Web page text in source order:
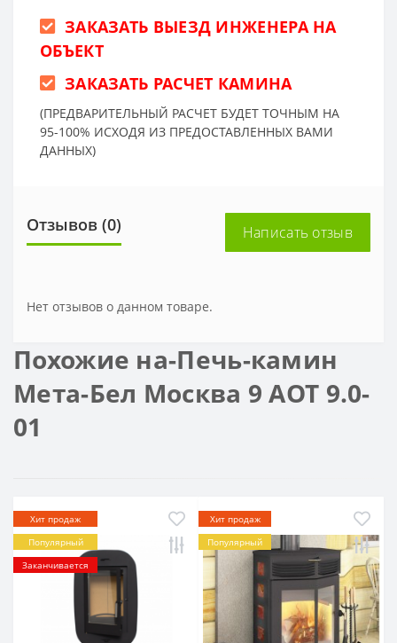
ЗАКАЗАТЬ ВЫЕЗД ИНЖЕНЕРА НА
ОБЪЕКТ
ЗАКАЗАТЬ РАСЧЕТ КАМИНА
(ПРЕДВАРИТЕЛЬНЫЙ РАСЧЕТ БУДЕТ ТОЧНЫМ НА
95-100% ИСХОДЯ ИЗ ПРЕДОСТАВЛЕННЫХ ВАМИ
ДАННЫХ)
Отзывов (0) Написать отзыв
Нет отзывов о данном товаре.
Похожие на-Печь-камин
Мета-Бел Москва 9 АОТ 9.0-
01
Хит продаж
Популярный
Заканчивается
Хит продаж
Популярный